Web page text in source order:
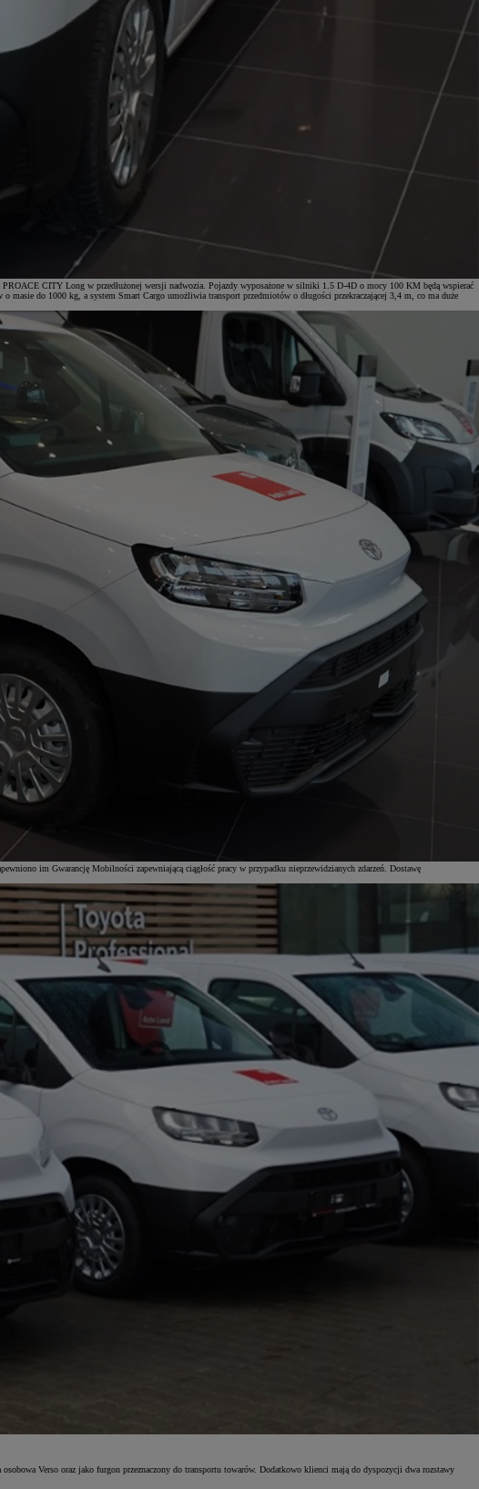
CITY Long w przedłużonej wersji nadwozia. Pojazdy wyposażone w silniki 1.5 D-4D o mocy 100 KM będą wspierać
masie do 1000 kg, a system Smart Cargo umożliwia transport przedmiotów o długości przekraczającej 3,4 m, co ma duże
im Gwarancję Mobilności zapewniającą ciągłość pracy w przypadku nieprzewidzianych zdarzeń. Dostawę
Verso oraz jako furgon przeznaczony do transportu towarów. Dodatkowo klienci mają do dyspozycji dwa rozstawy